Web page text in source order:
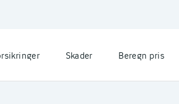
Skader Beregn pris